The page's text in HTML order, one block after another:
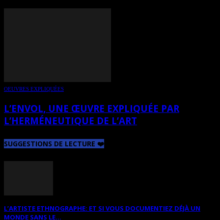
OEUVRES EXPLIQUÉES
L’ENVOL, UNE ŒUVRE EXPLIQUÉE PAR
L’HERMÉNEUTIQUE DE L’ART
SUGGESTIONS DE LECTURE ❤️
L’ARTISTE ETHNOGRAPHE: ET SI VOUS DOCUMENTIEZ DÉJÀ UN
MONDE SANS LE...